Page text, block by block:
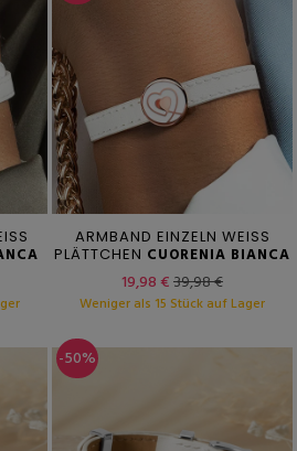
ARMBAND EINZELN WEISS
PLÄTTCHEN CUORENIA BIANCA
19,98 €39,98 €
Weniger als 15 Stück auf Lager
-50%